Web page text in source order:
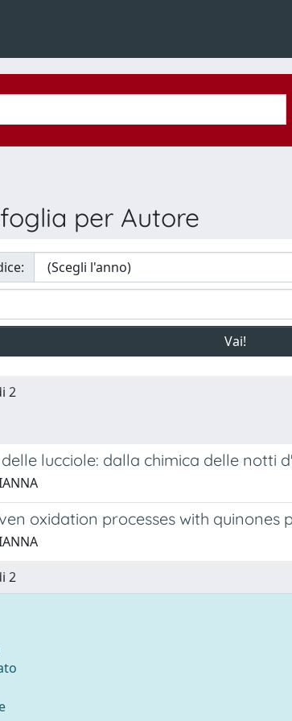
per Autore
2
lucciole: dalla chimica delle notti
oxidation processes with quinones
2